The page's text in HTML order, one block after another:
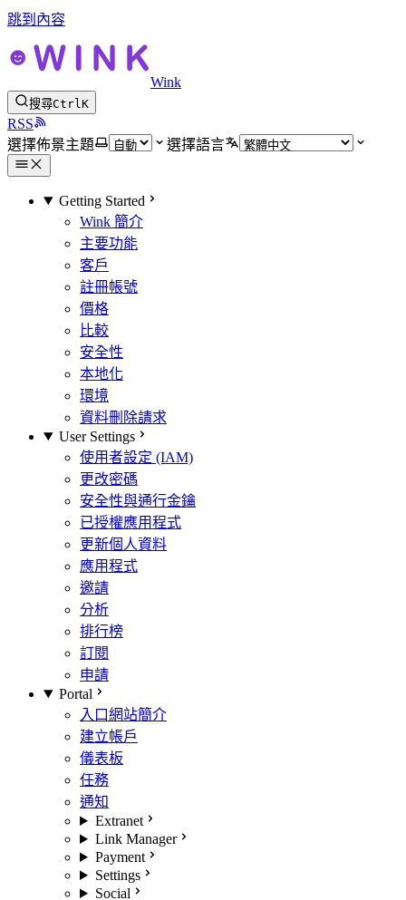
跳到內容
Wink
搜尋CtrlK
RSS
選擇佈景主題
選擇語言
Getting Started
Wink 簡介
主要功能
客戶
註冊帳號
價格
比較
安全性
本地化
環境
資料刪除請求
User Settings
使用者設定 (IAM)
更改密碼
安全性與通行金鑰
已授權應用程式
更新個人資料
應用程式
邀請
分析
排行榜
訂閱
申請
Portal
入口網站簡介
建立帳戶
儀表板
任務
通知
Extranet
Link Manager
Payment
Settings
Social